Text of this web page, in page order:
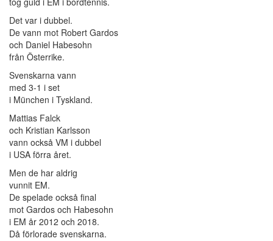
Det var i dubbel.
De vann mot Robert Gardos
och Daniel Habesohn
från Österrike.
Svenskarna vann
med 3-1 i set
i München i Tyskland.
Mattias Falck
och Kristian Karlsson
vann också VM i dubbel
i USA förra året.
Men de har aldrig
vunnit EM.
De spelade också final
mot Gardos och Habesohn
i EM år 2012 och 2018.
Då förlorade svenskarna.